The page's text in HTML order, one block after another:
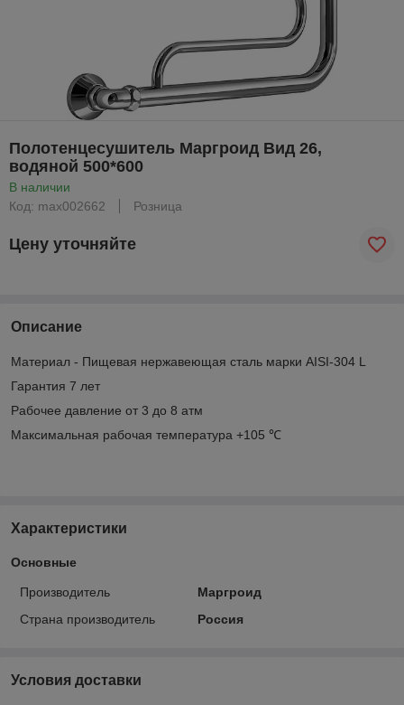
Полотенцесушитель Маргроид Вид 26,
водяной 500*600
В наличии
Код: max002662
Розница
Цену уточняйте
Описание
Материал - Пищевая нержавеющая сталь марки AISI-304 L
Гарантия 7 лет
Рабочее давление от 3 до 8 атм
Максимальная рабочая температура +105 ℃
Характеристики
Основные
Производитель
Маргроид
Страна производитель
Россия
Условия доставки